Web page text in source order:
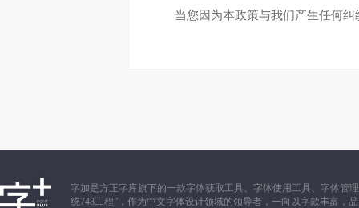
当您因为本政策与我们产生任何
字加是方正字库旗下的一款字体获取工具、字体使用工具、字体管
统748工程”，作为中文字体设计领域的领导者，一向以字款丰富，